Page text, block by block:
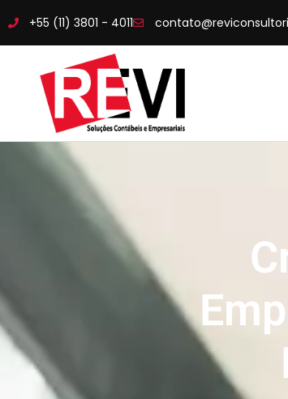
+55 (11) 3801 - 4011